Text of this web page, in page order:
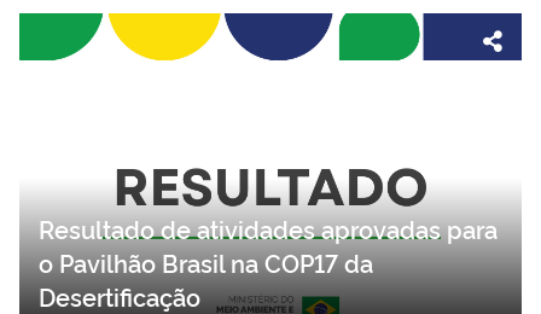
Resultado de atividades aprovadas para
o Pavilhão Brasil na COP17 da
Desertificação